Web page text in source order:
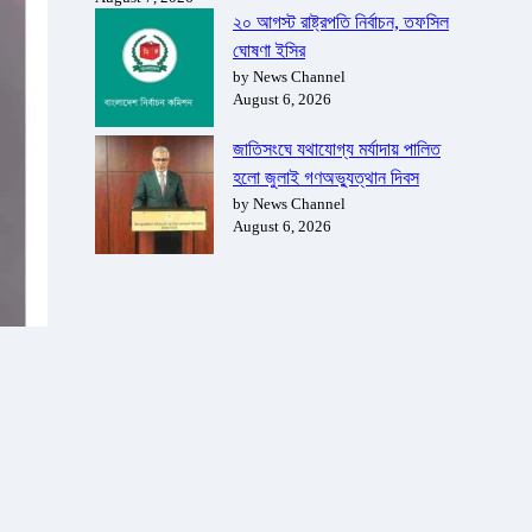
২০ আগস্ট রাষ্ট্রপতি নির্বাচন, তফসিল
ঘোষণা ইসির
by News Channel
August 6, 2026
জাতিসংঘে যথাযোগ্য মর্যাদায় পালিত
হলো জুলাই গণঅভ্যুত্থান দিবস
by News Channel
August 6, 2026